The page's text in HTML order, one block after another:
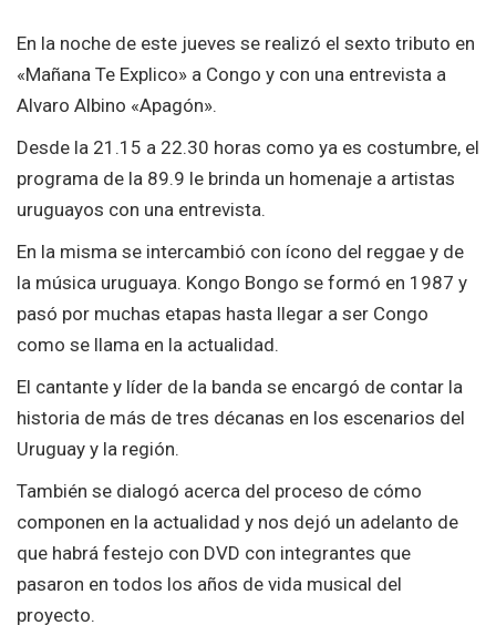
En la noche de este jueves se realizó el sexto tributo en
«Mañana Te Explico» a Congo y con una entrevista a
Alvaro Albino «Apagón».
Desde la 21.15 a 22.30 horas como ya es costumbre, el
programa de la 89.9 le brinda un homenaje a artistas
uruguayos con una entrevista.
En la misma se intercambió con ícono del reggae y de
la música uruguaya. Kongo Bongo se formó en 1987 y
pasó por muchas etapas hasta llegar a ser Congo
como se llama en la actualidad.
El cantante y líder de la banda se encargó de contar la
historia de más de tres décanas en los escenarios del
Uruguay y la región.
También se dialogó acerca del proceso de cómo
componen en la actualidad y nos dejó un adelanto de
que habrá festejo con DVD con integrantes que
pasaron en todos los años de vida musical del
proyecto.